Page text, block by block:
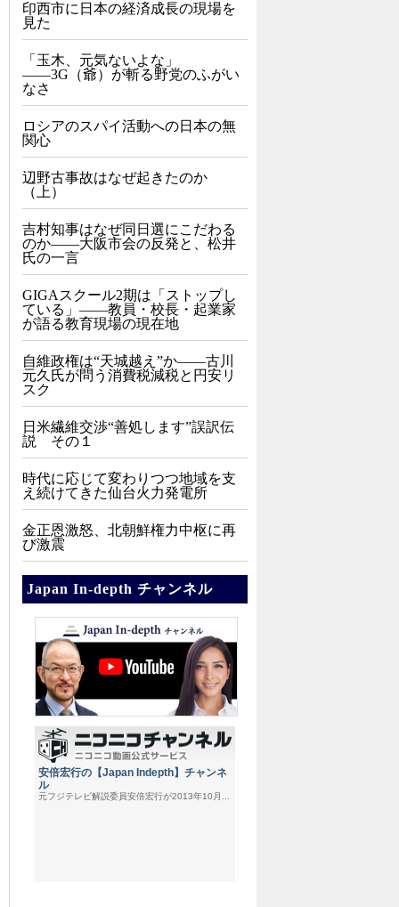
印西市に日本の経済成長の現場を
見た
「玉木、元気ないよな」
――3G（爺）が斬る野党のふがい
なさ
ロシアのスパイ活動への日本の無
関心
辺野古事故はなぜ起きたのか
（上）
吉村知事はなぜ同日選にこだわる
のか――大阪市会の反発と、松井
氏の一言
GIGAスクール2期は「ストップし
ている」——教員・校長・起業家
が語る教育現場の現在地
自維政権は“天城越え”か――古川
元久氏が問う消費税減税と円安リ
スク
日米繊維交渉“善処します”誤訳伝
説 その１
時代に応じて変わりつつ地域を支
え続けてきた仙台火力発電所
金正恩激怒、北朝鮮権力中枢に再
び激震
Japan In-depth チャンネル